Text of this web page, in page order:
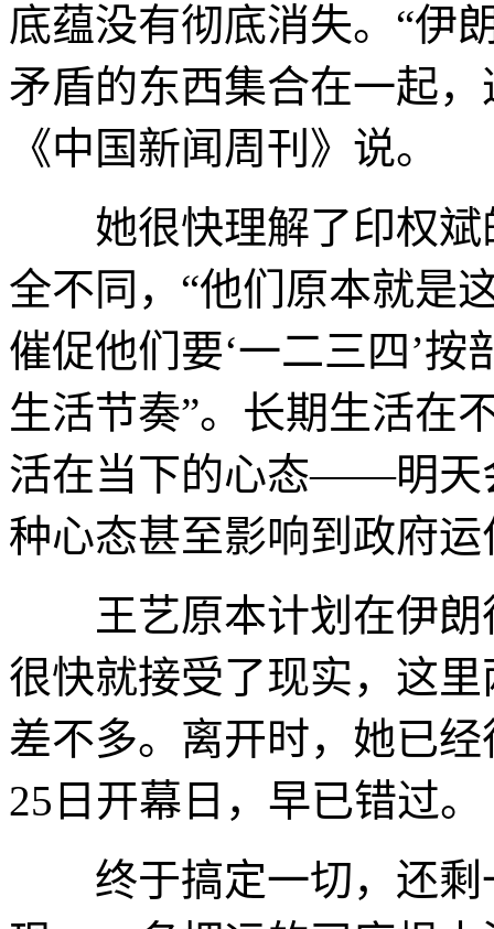
底蕴没有彻底消失。“伊
矛盾的东西集合在一起
《中国新闻周刊》说。
她很快理解了印权斌
全不同，“他们原本就是
催促他们要‘一二三四’
生活节奏”。长期生活在
活在当下的心态——明天
种心态甚至影响到政府
王艺原本计划在伊朗
很快就接受了现实，这
差不多。离开时，她已
25日开幕日，早已错过。
终于搞定一切，还剩